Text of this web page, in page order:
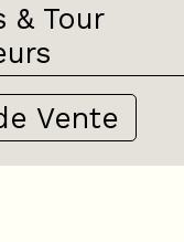
& Tour
Vente